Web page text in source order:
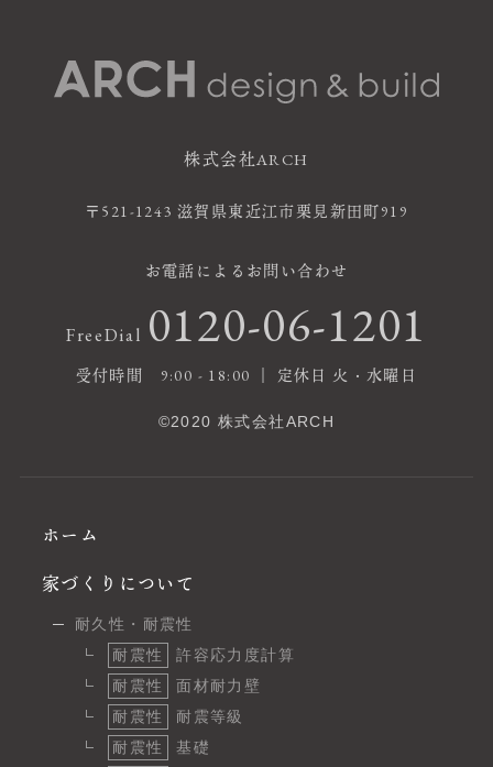
株式会社ARCH
〒521-1243 滋賀県東近江市栗見新田町919
お電話によるお問い合わせ
FreeDial 0120-06-1201
受付時間 9:00 - 18:00 ｜ 定休日 火・水曜日
©2020 株式会社ARCH
ホーム
家づくりについて
耐久性・耐震性
耐震性
許容応力度計算
耐震性
面材耐力壁
耐震性
耐震等級
耐震性
基礎